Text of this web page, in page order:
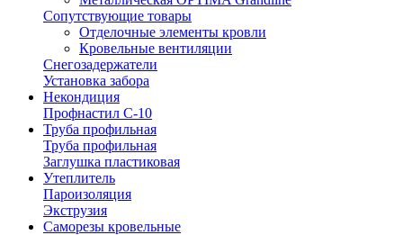
Сопутствующие товары
Отделочные элементы кровли
Кровельные вентиляции
Снегозадержатели
Установка забора
Некондиция
Профнастил С-10
Труба профильная
Труба профильная
Заглушка пластиковая
Утеплитель
Пароизоляция
Экструзия
Саморезы кровельные